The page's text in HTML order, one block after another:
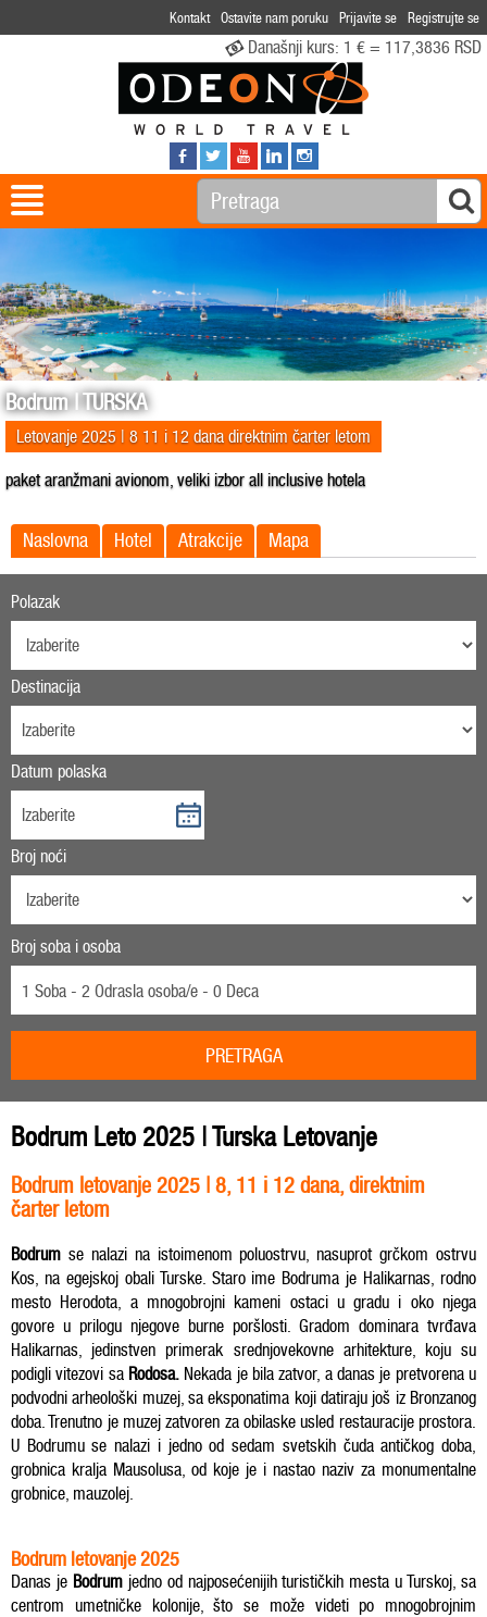
Kontakt Ostavite nam poruku Prijavite se Registrujte se
Današnji kurs: 1 € = 117,3836 RSD
Bodrum | TURSKA
Letovanje 2025 | 8 11 i 12 dana direktnim čarter letom
paket aranžmani avionom, veliki izbor all inclusive hotela
Naslovna Hotel Atrakcije Mapa
Polazak
Destinacija
Datum polaska
Broj noći
Broj soba i osoba
1 Soba - 2 Odrasla osoba/e - 0 Deca
PRETRAGA
Bodrum Leto 2025 | Turska Letovanje
Bodrum letovanje 2025 | 8, 11 i 12 dana, direktnim
čarter letom
Bodrum se nalazi na istoimenom poluostrvu, nasuprot grčkom ostrvu
Kos, na egejskoj obali Turske. Staro ime Bodruma je Halikarnas, rodno
mesto Herodota, a mnogobrojni kameni ostaci u gradu i oko njega
govore u prilogu njegove burne poršlosti. Gradom dominara tvrđava
Halikarnas, jedinstven primerak srednjovekovne arhitekture, koju su
podigli vitezovi sa Rodosa. Nekada je bila zatvor, a danas je pretvorena u
podvodni arheološki muzej, sa eksponatima koji datiraju još iz Bronzanog
doba. Trenutno je muzej zatvoren za obilaske usled restauracije prostora.
U Bodrumu se nalazi i jedno od sedam svetskih čuda antičkog doba,
grobnica kralja Mausolusa, od koje je i nastao naziv za monumentalne
grobnice, mauzolej.
Bodrum letovanje 2025
Danas je Bodrumjedno od najposećenijih turističkih mesta u Turskoj, sa
centrom umetničke kolonije, što se može videti po mnogobrojnim